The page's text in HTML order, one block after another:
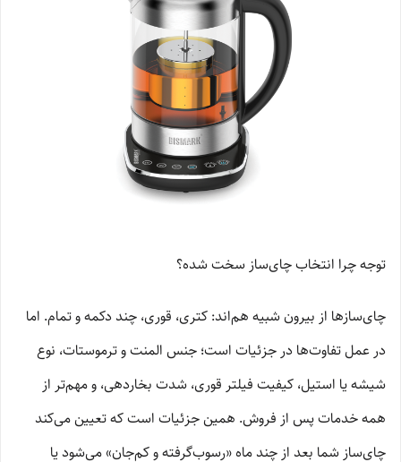
توجه چرا انتخاب چای‌ساز سخت شده؟
چای‌سازها از بیرون شبیه هم‌اند: کتری، قوری، چند دکمه و تمام. اما
در عمل تفاوت‌ها در جزئیات است؛ جنس المنت و ترموستات، نوع
شیشه یا استیل، کیفیت فیلتر قوری، شدت بخاردهی، و مهم‌تر از
همه خدمات پس از فروش. همین جزئیات است که تعیین می‌کند
چای‌ساز شما بعد از چند ماه «رسوب‌گرفته و کم‌جان» می‌شود یا